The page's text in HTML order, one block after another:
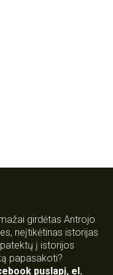
girdėtas Antrojo
neįtikėtinas istorijas
į istorijos
papasakoti?
puslapį, el.